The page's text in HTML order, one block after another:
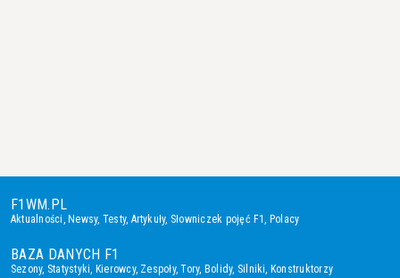
F1WM.PL
Aktualności,Newsy, Testy, Artykuły, Słowniczek pojęć F1, Polacy
BAZA DANYCH F1
Sezony, Statystyki, Kierowcy, Zespoły,Tory, Bolidy, Silniki, Konstruktorzy